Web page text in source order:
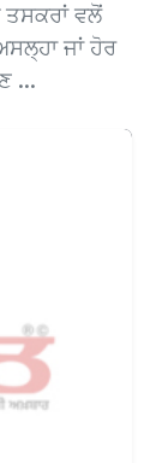
ਤਸਕਰਾਂ ਵਲੋਂ
ਜਾਂ ਹੋਰ
...